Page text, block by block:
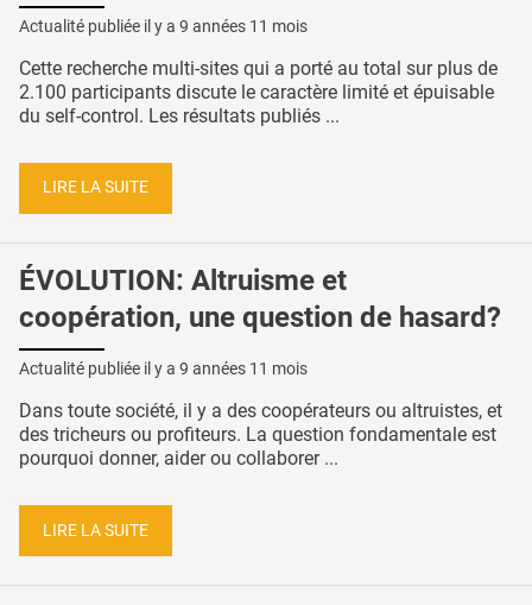
Actualité publiée il y a 9 années 11 mois
Cette recherche multi-sites qui a porté au total sur plus de
2.100 participants discute le caractère limité et épuisable
du self-control. Les résultats publiés ...
LIRE LA SUITE
ÉVOLUTION: Altruisme et
coopération, une question de hasard?
Actualité publiée il y a 9 années 11 mois
Dans toute société, il y a des coopérateurs ou altruistes, et
des tricheurs ou profiteurs. La question fondamentale est
pourquoi donner, aider ou collaborer ...
LIRE LA SUITE